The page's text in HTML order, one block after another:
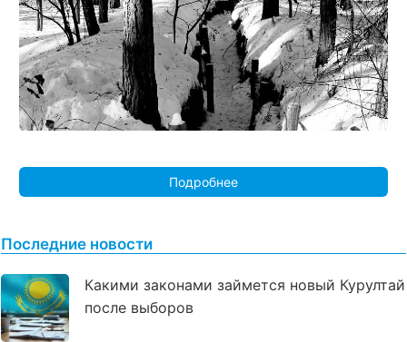
Подробнее
Последние новости
Какими законами займется новый Курултай
после выборов